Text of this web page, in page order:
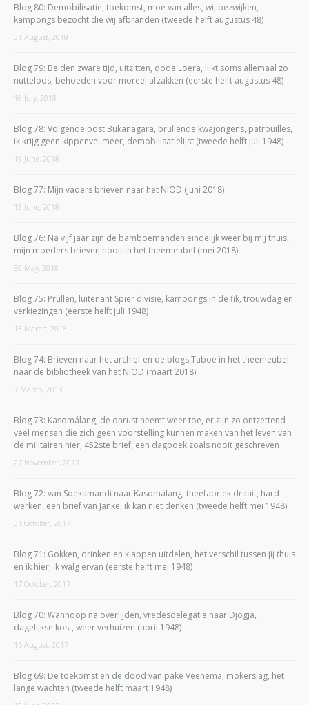
Blog 80: Demobilisatie, toekomst, moe van alles, wij bezwijken,
kampongs bezocht die wij afbranden (tweede helft augustus 48)
31 August, 2018
Blog 79: Beiden zware tijd, uitzitten, dode Loera, lijkt soms allemaal zo
nutteloos, behoeden voor moreel afzakken (eerste helft augustus 48)
16 July, 2018
Blog 78: Volgende post Bukanagara, brullende kwajongens, patrouilles,
ik krijg geen kippenvel meer, demobilisatielijst (tweede helft juli 1948)
19 June, 2018
Blog 77: Mijn vaders brieven naar het NIOD (juni 2018)
13 June, 2018
Blog 76: Na vijf jaar zijn de bamboemanden eindelijk weer bij mij thuis,
mijn moeders brieven nooit in het theemeubel (mei 2018)
30 May, 2018
Blog 75: Prullen, luitenant Spier divisie, kampongs in de fik, trouwdag en
verkiezingen (eerste helft juli 1948)
13 March, 2018
Blog 74: Brieven naar het archief en de blogs Taboe in het theemeubel
naar de bibliotheek van het NIOD (maart 2018)
7 March, 2018
Blog 73: Kasomálang, de onrust neemt weer toe, er zijn zo ontzettend
veel mensen die zich geen voorstelling kunnen maken van het leven van
de militairen hier, 452ste brief, een dagboek zoals nooit geschreven
27 November, 2017
Blog 72: van Soekamandi naar Kasomálang, theefabriek draait, hard
werken, een brief van Janke, ik kan niet denken (tweede helft mei 1948)
31 October, 2017
Blog 71: Gokken, drinken en klappen uitdelen, het verschil tussen jij thuis
en ik hier, ik walg ervan (eerste helft mei 1948)
17 October, 2017
Blog 70: Wanhoop na overlijden, vredesdelegatie naar Djogja,
dagelijkse kost, weer verhuizen (april 1948)
15 August, 2017
Blog 69: De toekomst en de dood van pake Veenema, mokerslag, het
lange wachten (tweede helft maart 1948)